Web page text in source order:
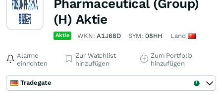
Pharmaceutical (Group)
(H) Aktie
Aktie WKN:A1J68D SYM: 08HH Land
Alarme
einrichten
Zur Watchlist
hinzufügen
Zum Portfolio
hinzufügen
Tradegate